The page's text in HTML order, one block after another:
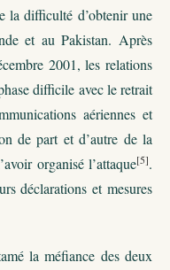
la difficulté d’obtenir une
et au Pakistan. Après
2001, les relations
difficile avec le retrait
aériennes et
de part et d’autre de la
organisé l’attaque[5].
déclarations et mesures
la méfiance des deux